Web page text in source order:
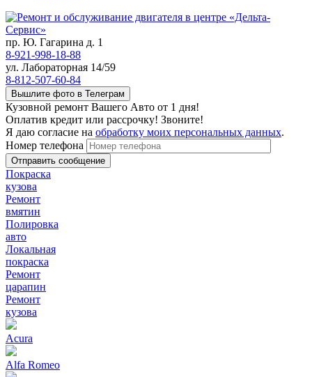
пр. Ю. Гагарина д. 1
8-921-998-18-88
ул. Лабораторная 14/59
8-812-507-60-84
Вышлите фото в Телеграм
Кузовной ремонт Вашего Авто от 1 дня!
Оплатив кредит или рассрочку! Звоните!
Я даю согласие на обработку моих персональных данных.
Номер телефона
Покраска
кузова
Ремонт
вмятин
Полировка
авто
Локальная
покраска
Ремонт
царапин
Ремонт
кузова
Acura
Alfa Romeo